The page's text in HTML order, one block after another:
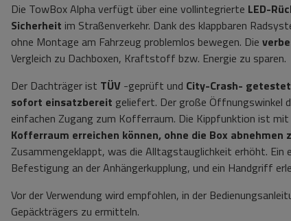
Die TowBox Alpha verfügt über eine vollintegrierte LED-
Sicherheit im Straßenverkehr. Dank des klappbaren
ohne Montage am Fahrzeug problemlos bewegen. Die
Vergleich zu Dachboxen, Kraftstoff bzw. Energie zu sparen.
Der Dachträger ist TÜV -geprüft und City-Crash- getestet
sofort einsatzbereit geliefert. Der große Öffnungswinkel
einfachen Zugang zum Kofferraum. Die Kippfunktion ist mit
Kofferraum erreichen können, ohne die Box abnehmen
Zusammengeklappt, was die Alltagstauglichkeit erhöht. Ein
Befestigung an der Anhängerkupplung, und ein Handgriff
Vor der Verwendung wird empfohlen, in der
Gepäckträgers zu ermitteln.